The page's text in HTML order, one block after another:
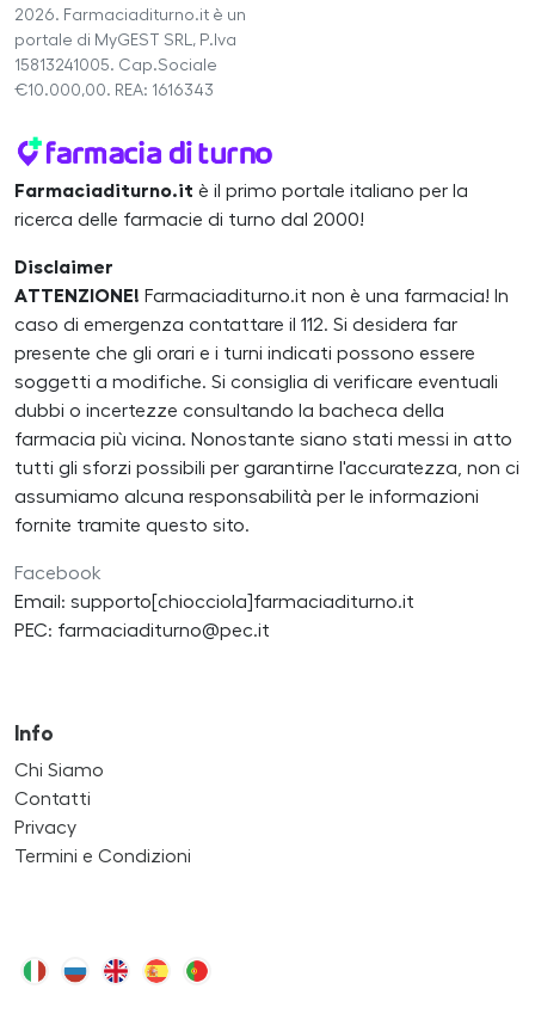
2026. Farmaciaditurno.it è un
portale di MyGEST SRL, P.Iva
15813241005. Cap.Sociale
€10.000,00. REA: 1616343
Farmaciaditurno.it è il primo portale italiano per la
ricerca delle farmacie di turno dal 2000!
Disclaimer
ATTENZIONE! Farmaciaditurno.it non è una farmacia! In
caso di emergenza contattare il 112. Si desidera far
presente che gli orari e i turni indicati possono essere
soggetti a modifiche. Si consiglia di verificare eventuali
dubbi o incertezze consultando la bacheca della
farmacia più vicina. Nonostante siano stati messi in atto
tutti gli sforzi possibili per garantirne l'accuratezza, non ci
assumiamo alcuna responsabilità per le informazioni
fornite tramite questo sito.
Facebook
Email: supporto[chiocciola]farmaciaditurno.it
PEC: farmaciaditurno@pec.it
Info
Chi Siamo
Contatti
Privacy
Termini e Condizioni